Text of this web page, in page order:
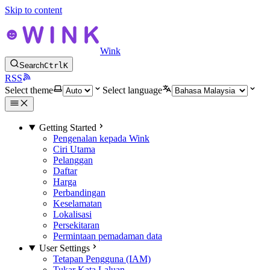
Skip to content
Wink
SearchCtrlK
RSS
Select theme
Select language
Getting Started
Pengenalan kepada Wink
Ciri Utama
Pelanggan
Daftar
Harga
Perbandingan
Keselamatan
Lokalisasi
Persekitaran
Permintaan pemadaman data
User Settings
Tetapan Pengguna (IAM)